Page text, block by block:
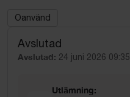
Oanvänd
Avslutad
Avslutad: 24 juni 2026 09:35
Utlämning: